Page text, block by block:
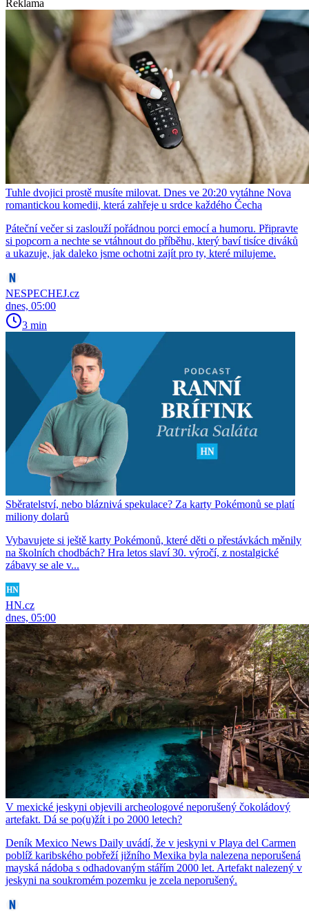
Reklama
Tuhle dvojici prostě musíte milovat. Dnes ve 20:20 vytáhne Nova
romantickou komedii, která zahřeje u srdce každého Čecha
Páteční večer si zaslouží pořádnou porci emocí a humoru. Připravte
si popcorn a nechte se vtáhnout do příběhu, který baví tisíce diváků
a ukazuje, jak daleko jsme ochotni zajít pro ty, které milujeme.
NESPECHEJ.cz
dnes, 05:00
3 min
Sběratelství, nebo bláznivá spekulace? Za karty Pokémonů se platí
miliony dolarů
Vybavujete si ještě karty Pokémonů, které děti o přestávkách měnily
na školních chodbách? Hra letos slaví 30. výročí, z nostalgické
zábavy se ale v...
HN.cz
dnes, 05:00
V mexické jeskyni objevili archeologové neporušený čokoládový
artefakt. Dá se po(u)žít i po 2000 letech?
Deník Mexico News Daily uvádí, že v jeskyni v Playa del Carmen
poblíž karibského pobřeží jižního Mexika byla nalezena neporušená
mayská nádoba s odhadovaným stářím 2000 let. Artefakt nalezený v
jeskyni na soukromém pozemku je zcela neporušený.